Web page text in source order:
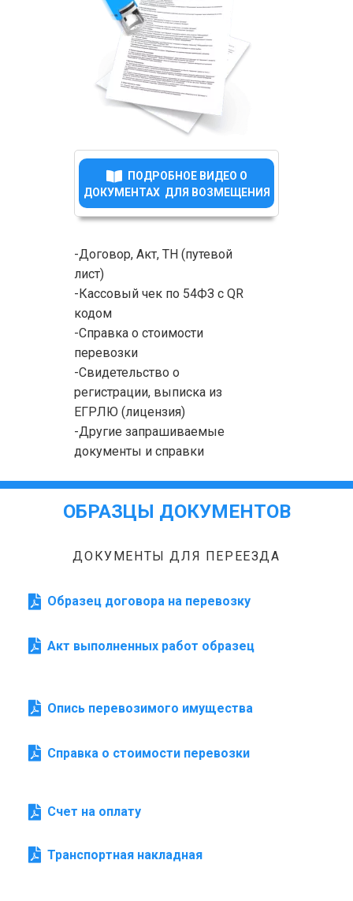
-Договор, Акт, ТН (путевой
лист)
-Кассовый чек по 54ФЗ с QR
кодом
-Справка о стоимости
перевозки
-Свидетельство о
регистрации, выписка из
ЕГРЛЮ (лицензия)
-Другие запрашиваемые
документы и справки
ПОДРОБНОЕ ВИДЕО О
ДОКУМЕНТАХ ДЛЯ ВОЗМЕЩЕНИЯ
ОБРАЗЦЫ ДОКУМЕНТОВ
ДОКУМЕНТЫ ДЛЯ ПЕРЕЕЗДА
Образец договора на перевозку
Акт выполненных работ образец
Опись перевозимого имущества
Справка о стоимости перевозки
Счет на оплату
Транспортная накладная